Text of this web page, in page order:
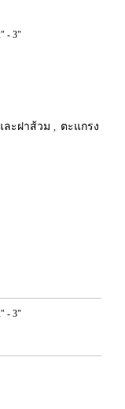
- 3"
ละฝาส้วม , ตะแกรง
- 3"